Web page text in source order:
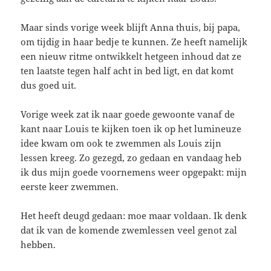
Maar sinds vorige week blijft Anna thuis, bij papa,
om tijdig in haar bedje te kunnen. Ze heeft namelijk
een nieuw ritme ontwikkelt hetgeen inhoud dat ze
ten laatste tegen half acht in bed ligt, en dat komt
dus goed uit.
Vorige week zat ik naar goede gewoonte vanaf de
kant naar Louis te kijken toen ik op het lumineuze
idee kwam om ook te zwemmen als Louis zijn
lessen kreeg. Zo gezegd, zo gedaan en vandaag heb
ik dus mijn goede voornemens weer opgepakt: mijn
eerste keer zwemmen.
Het heeft deugd gedaan: moe maar voldaan. Ik denk
dat ik van de komende zwemlessen veel genot zal
hebben.